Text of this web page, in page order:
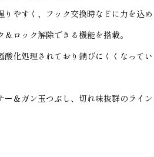
やすく、フック交換時などに力を込め
ロック解除できる機能を搭載。
化処理されており錆びにくくなってい
ー＆ガン玉つぶし、切れ味抜群のライ